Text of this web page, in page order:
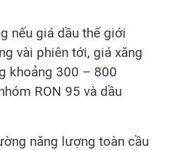
nếu giá dầu thế giới
vài phiên tới, giá xăng
khoảng 300 – 800
RON 95 và dầu
năng lượng toàn cầu